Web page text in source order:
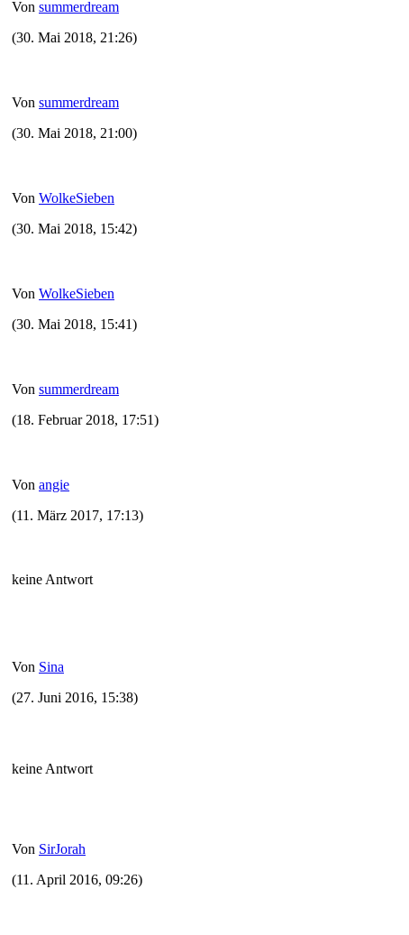
Von summerdream
(30. Mai 2018, 21:26)
Von summerdream
(30. Mai 2018, 21:00)
Von WolkeSieben
(30. Mai 2018, 15:42)
Von WolkeSieben
(30. Mai 2018, 15:41)
Von summerdream
(18. Februar 2018, 17:51)
Von angie
(11. März 2017, 17:13)
keine Antwort
Von Sina
(27. Juni 2016, 15:38)
keine Antwort
Von SirJorah
(11. April 2016, 09:26)